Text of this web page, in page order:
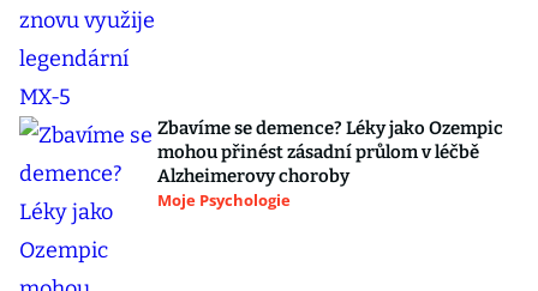
Zbavíme se demence? Léky jako Ozempic
mohou přinést zásadní průlom v léčbě
Alzheimerovy choroby
Moje Psychologie